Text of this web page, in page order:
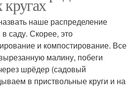
наше распределение
в саду. Скорее, это
и компостирование. Все
малину, побеги
шрёдер (садовый
в приствольные круги и на